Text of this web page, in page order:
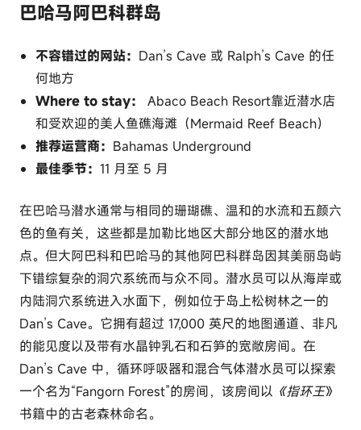
巴哈马阿巴科群岛
不容错过的网站： Dan’s Cave 或 Ralph’s Cave 的任
何地方
Where to stay：
Abaco Beach Resort靠近潜水店
和受欢迎的美人鱼礁海滩（Mermaid Reef Beach）
推荐运营商： Bahamas Underground
最佳季节： 11 月至 5 月
在巴哈马潜水通常与相同的珊瑚礁、温和的水流和五颜六
色的鱼有关，这些都是加勒比地区大部分地区的潜水地
点。但大阿巴科和巴哈马的其他阿巴科群岛因其美丽岛屿
下错综复杂的洞穴系统而与众不同。潜水员可以从海岸或
内陆洞穴系统进入水面下，例如位于岛上松树林之一的
Dan’s Cave。它拥有超过 17,000 英尺的地图通道、非凡
的能见度以及带有水晶钟乳石和石笋的宽敞房间。在
Dan’s Cave 中，循环呼吸器和混合气体潜水员可以探索
一个名为“Fangorn Forest”的房间，该房间以 《指环王》
书籍中的古老森林命名。